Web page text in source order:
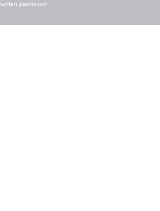
written permission.